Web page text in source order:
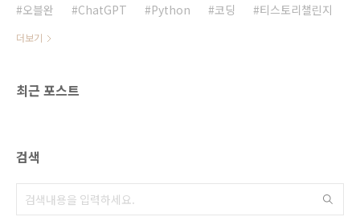
오블완
ChatGPT Python 코딩 티스토리챌린지
더보기
최근 포스트
검색